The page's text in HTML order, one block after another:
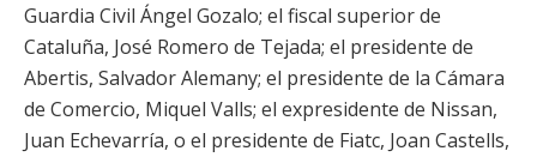
Guardia Civil Ángel Gozalo; el fiscal superior de
Cataluña, José Romero de Tejada; el presidente de
Abertis, Salvador Alemany; el presidente de la Cámara
de Comercio, Miquel Valls; el expresidente de Nissan,
Juan Echevarría, o el presidente de Fiatc, Joan Castells,